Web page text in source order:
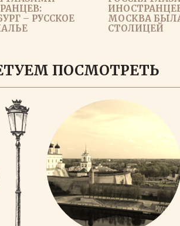
– РУССКОЕ
МОСКВА
СТОЛИЦЕЙ
ПОСМОТРЕТЬ